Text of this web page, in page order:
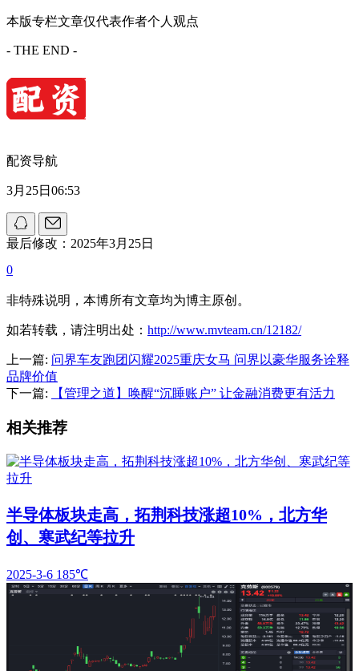
本版专栏文章仅代表作者个人观点
- THE END -
配资导航
3月25日06:53
最后修改：2025年3月25日
0
非特殊说明，本博所有文章均为博主原创。
如若转载，请注明出处： http://www.mvteam.cn/12182/
上一篇: 问界车友跑团闪耀2025重庆女马 问界以豪华服务诠释
品牌价值
下一篇:
【管理之道】唤醒“沉睡账户” 让金融消费更有活力
相关推荐
半导体板块走高，拓荆科技涨超10%，北方华
创、寒武纪等拉升
2025-3-6 185℃